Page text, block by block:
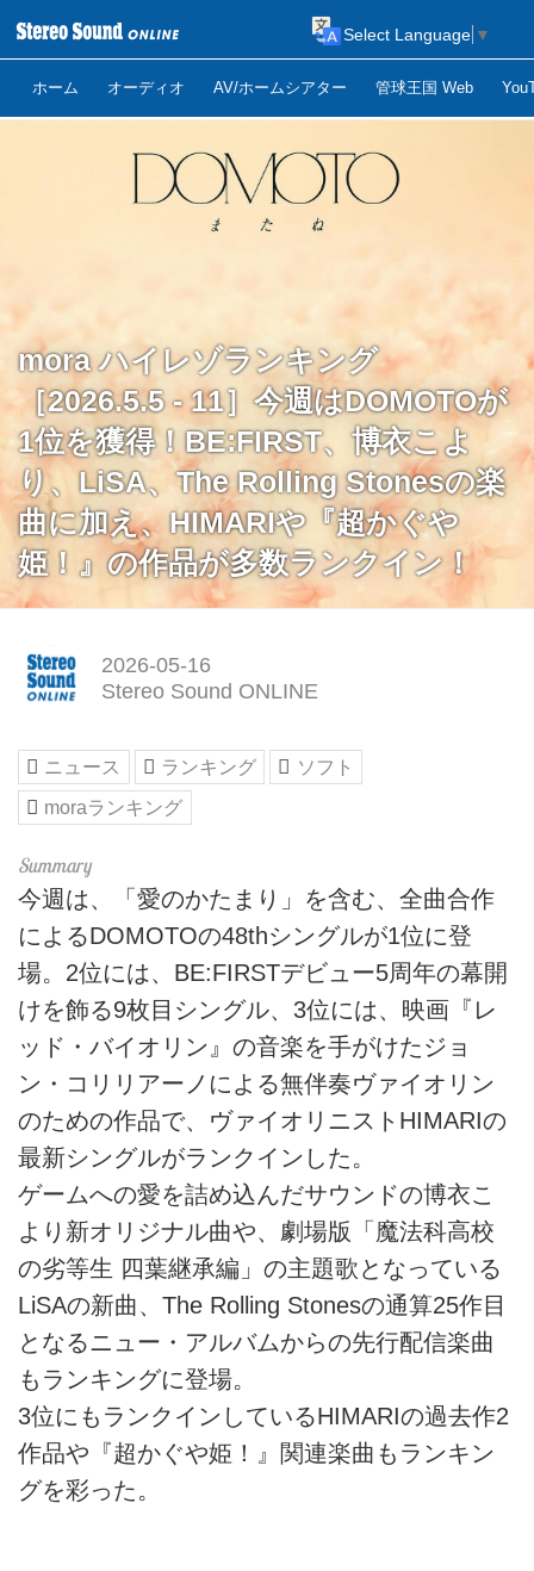
ホーム オーディオ AV/ホームシアター 管球王国 Web
Select Language ▼
mora ハイレゾランキング
［2026.5.5 - 11］今週はDOMOTOが
1位を獲得！BE:FIRST、博衣こよ
り、LiSA、The Rolling Stonesの楽
曲に加え、HIMARIや『超かぐや
姫！』の作品が多数ランクイン！
2026-05-16
Stereo Sound ONLINE
ニュース ランキング
ソフト
moraランキング
今週は、「愛のかたまり」を含む、全曲合作
によるDOMOTOの48thシングルが1位に登
場。2位には、BE:FIRSTデビュー5周年の幕開
けを飾る9枚目シングル、3位には、映画『レ
ッド・バイオリン』の音楽を手がけたジョ
ン・コリリアーノによる無伴奏ヴァイオリン
のための作品で、ヴァイオリニストHIMARIの
最新シングルがランクインした。
ゲームへの愛を詰め込んだサウンドの博衣こ
より新オリジナル曲や、劇場版「魔法科高校
の劣等生 四葉継承編」の主題歌となっている
LiSAの新曲、The Rolling Stonesの通算25作目
となるニュー・アルバムからの先行配信楽曲
もランキングに登場。
3位にもランクインしているHIMARIの過去作2
作品や『超かぐや姫！』関連楽曲もランキン
グを彩った。